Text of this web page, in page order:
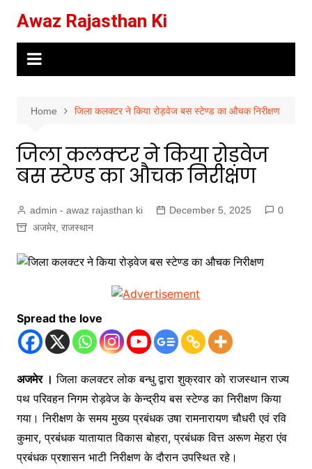
content
Awaz Rajasthan Ki
Home जिला कलक्टर ने किया रोड़वेज बस स्टेण्ड का औचक निरीक्षण
जिला कलक्टर ने किया रोड़वेज
बस स्टेण्ड का औचक निरीक्षण
admin - awaz rajasthan ki December 5, 2025
0
अजमेर, राजस्थान
Spread the love
अजमेर । जिला कलक्टर लोक बन्धु द्वारा शुक्रवार को राजस्थान राज्य
पथ परिवहन निगम रोड़वेज के केन्द्रीय बस स्टेण्ड का निरीक्षण किया
गया। निरीक्षण के समय मुख्य प्रबंधक उषा रामनारायण चौधरी एवं रवि
कुमार, प्रबंधक यातायात विकास बोहरा, प्रबंधक वित्त अरूण मेहरा एंव
प्रबंधक प्रशासन भाटी निरीक्षण के दौरान उपस्थित रहे।